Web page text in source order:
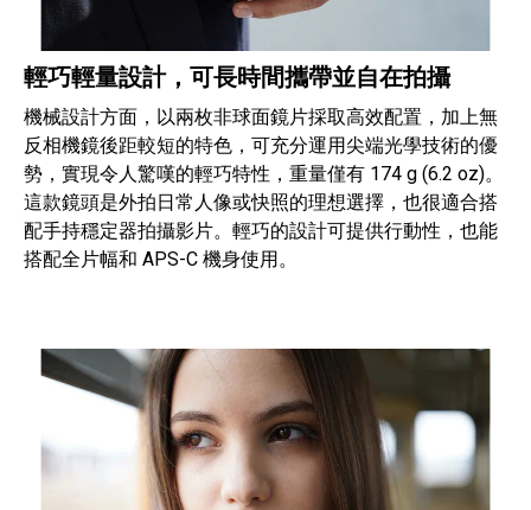
輕巧輕量設計，可長時間攜帶並自在拍攝
機械設計方面，以兩枚非球面鏡片採取高效配置，加上無
反相機鏡後距較短的特色，可充分運用尖端光學技術的優
勢，實現令人驚嘆的輕巧特性，重量僅有 174 g (6.2 oz)。
這款鏡頭是外拍日常人像或快照的理想選擇，也很適合搭
配手持穩定器拍攝影片。輕巧的設計可提供行動性，也能
搭配全片幅和 APS-C 機身使用。